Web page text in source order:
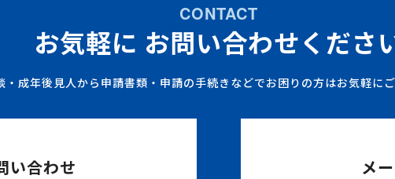
CONTACT
お気軽に お問い合わせくださ
・成年後見人から申請書類・申請の手続きなどでお困りの方はお気軽に
い合わせ メ